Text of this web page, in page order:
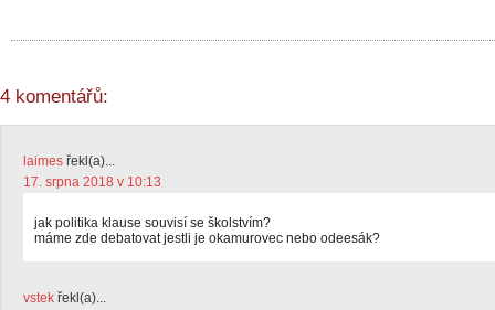
4 komentářů:
laimes řekl(a)...
17. srpna 2018 v 10:13
jak politika klause souvisí se školstvím?
máme zde debatovat jestli je okamurovec nebo odeesák?
vstek řekl(a)...